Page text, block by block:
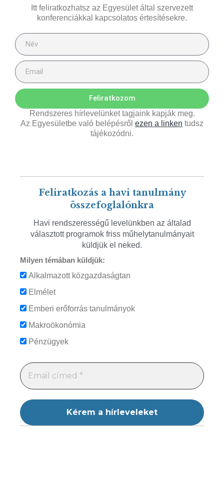
Itt feliratkozhatsz az Egyesület által szervezett
konferenciákkal kapcsolatos értesítésekre.
Feliratkozom
Rendszeres hírlevelünket tagjaink kapják meg.
Az Egyesületbe való belépésről ezen a linken tudsz
tájékozódni.
Feliratkozás a havi tanulmány
összefoglalónkra
Havi rendszerességű levelünkben az általad
választott programok friss műhelytanulmányait
küldjük el neked.
Milyen témában küldjük:
Alkalmazott közgazdaságtan
Elmélet
Emberi erőforrás tanulmányok
Makroökonómia
Pénzügyek